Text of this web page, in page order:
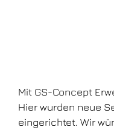
Mit GS-Concept
Hier wurden neue
eingerichtet. Wir